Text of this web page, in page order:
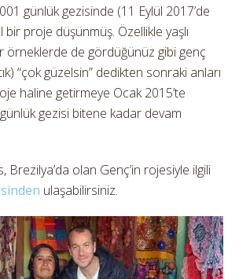
günlük gezisinde (11 Eylül 2017’de
proje düşünmüş. Özellikle yaşlı
örneklerde de gördüğünüz gibi genç
“çok güzelsin” dedikten sonraki anları
haline getirmeye Ocak 2015’te
gezisi bitene kadar devam
Brezilya’da olan Genç’in rojesiyle ilgili
ulaşabilirsiniz.